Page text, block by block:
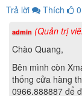
Trả lời
Thích 0
admin (Quản trị
Chào Quang,
Bên mình còn
thống cửa hàng
0966.888887 để